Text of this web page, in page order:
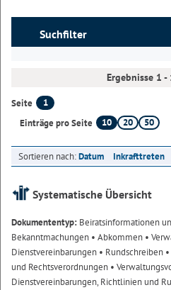
Suchfilter
Ergebnisse 1
Seite
1
Einträge pro Seite
10 20 50
Sortieren nach:Datum Inkrafttreten
Systematische Übersicht
Dokumententyp: Beiratsinformationen
Bekanntmachungen • Abkommen •
Dienstvereinbarungen • Rundschreiben
und Rechtsverordnungen •
Dienstvereinbarungen, Richtlinien und